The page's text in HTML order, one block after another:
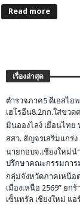
Read more
เรื่องล่าสุด
ตำรวจภาค5 ดีเอสไอ
เฮโรอีน8.2กก.ใส่ขว
มินอองไลง์ เยือนไท
สสว. สัญจรเสริมแกร่
นายกอบจ.เชียงใหม่น
ปรึกษาคณะกรรมกา
กลุ่มจังหวัดภาคเหนือ
เมืองเหนือ 2569” ย
เซ็นทรัล เชียงใหม่ แ